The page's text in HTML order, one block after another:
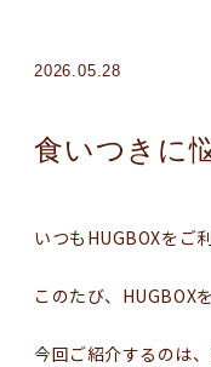
2026.05.28
食いつきに
いつもHUGBOXをご
このたび、HUGBOX
今回ご紹介するのは